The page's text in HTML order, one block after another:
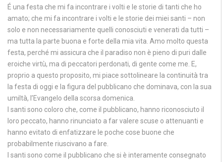
É una festa che mi fa incontrare i volti e le storie di tanti che ho
amato; che mi fa incontrare i volti e le storie dei miei santi – non
solo e non necessariamente quelli conosciuti e venerati da tutti –
ma tutta la parte buona e forte della mia vita. Amo molto questa
festa, perché mi assicura che il paradiso non è pieno di puri dalle
eroiche virtù, ma di peccatori perdonati, di gente come me. E,
proprio a questo proposito, mi piace sottolineare la continuità tra
la festa di oggi e la figura del pubblicano che dominava, con la sua
umiltà, l’Evangelo della scorsa domenica.
I santi sono coloro che, come il pubblicano, hanno riconosciuto il
loro peccato, hanno rinunciato a far valere scuse o attenuanti e
hanno evitato di enfatizzare le poche cose buone che
probabilmente riuscivano a fare.
I santi sono come il pubblicano che si è interamente consegnato